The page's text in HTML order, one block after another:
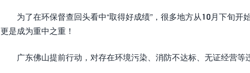
为了在环保督查回头看中“取得好成绩”，很多地方从10月下旬
更是成为重中之重！
广东佛山提前行动，对存在环境污染、消防不达标、无证经营等